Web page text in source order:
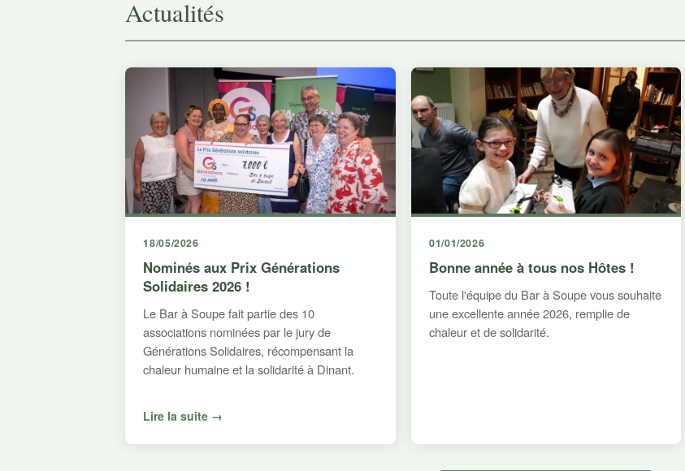
Actualités
18/05/2026
Nominés aux Prix Générations
Solidaires 2026 !
Le Bar à Soupe fait partie des 10
associations nominées par le jury de
Générations Solidaires, récompensant la
chaleur humaine et la solidarité à Dinant.
Lire la suite →
01/01/2026
Bonne année à tous nos Hôtes !
Toute l'équipe du Bar à Soupe vous souhaite
une excellente année 2026, remplie de
chaleur et de solidarité.